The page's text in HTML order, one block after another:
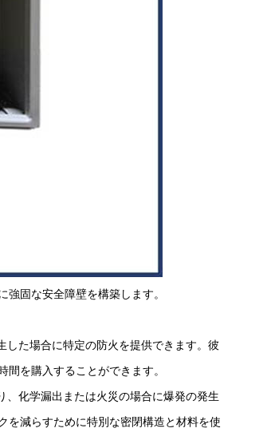
固な安全障壁を構築します。
た場合に特定の防火を提供できます。彼
を購入することができます。
化学漏出または火災の場合に爆発の発生
を減らすために特別な密閉構造と材料を使